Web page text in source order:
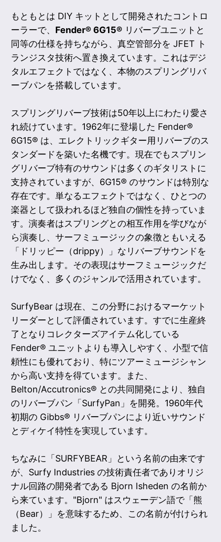
もともとは DIY キットとして開発されたコントロ
ーラーで、 Fender® 6G15® リバーブユニットと
同等の仕様を持ちながら、真空管部分を JFET ト
ランジスタ技術へ置き換えています。これはデジ
タルエフェクトではなく、本物のスプリングリバ
ーブパンを搭載しています。
スプリングリバーブ技術は50年以上にわたり愛さ
れ続けています。1962年に登場した Fender®
6G15® は、エレクトリックギター用リバーブのス
タンダードを築いた名機です。現在でもスプリン
グリバーブ特有のサウンドは多くのギタリストに
支持されていますが、6G15® のサウンドは特別な
存在です。単なるエフェクトではなく、ひとつの
楽器として扱われるほど独自の個性を持っていま
す。演奏者はスプリングとの相互作用を学びなが
ら演奏し、サーフミュージックの象徴ともいえる
「ドリッピー（drippy）」なリバーブサウンドを
生み出します。その表現はサーフミュージックだ
けでなく、多くのジャンルで活用されています。
SurfyBear は現在、この分野におけるマーケット
リーダーとして評価されています。すでに生産終
了となりコレクターズアイテム化している
Fender® ユニットよりも導入しやすく、小型で信
頼性にも優れており、特にツアーミュージシャン
から高い支持を得ています。また、
Belton/Accutronics® との共同開発により、独自
のリバーブパン「SurfyPan」を開発。1960年代
初期の Gibbs® リバーブパンにより近いサウンド
とディケイ特性を実現しています。
ちなみに「SURFYBEAR」という名前の由来です
が、Surfy Industries の技術責任者でありオリジ
ナル回路の開発者である Bjorn Isheden の名前か
ら来ています。"Bjorn" はスウェーデン語で「熊
（Bear）」を意味するため、この名前が付けられ
ました。